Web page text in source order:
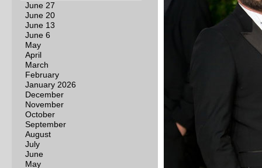
June 27
June 20
June 13
June 6
May
April
March
February
January 2026
December
November
October
September
August
July
June
May